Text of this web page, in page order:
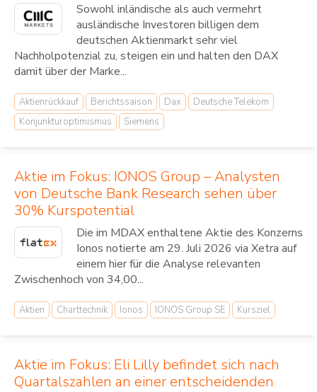
Sowohl inländische als auch vermehrt
ausländische Investoren billigen dem
deutschen Aktienmarkt sehr viel
Nachholpotenzial zu, steigen ein und halten den DAX
damit über der Marke...
Aktienrückkauf Berichtssaison Dax
Deutsche Telekom
Konjunkturoptimismus
Siemens
Aktie im Fokus: IONOS Group – Analysten
von Deutsche Bank Research sehen über
30% Kurspotential
Die im MDAX enthaltene Aktie des Konzerns
Ionos notierte am 29. Juli 2026 via Xetra auf
einem hier für die Analyse relevanten
Zwischenhoch von 34,00...
Aktien Charttechnik Ionos IONOS Group SE Kursziel
Aktie im Fokus: Eli Lilly befindet sich nach
Quartalszahlen an einer entscheidenden